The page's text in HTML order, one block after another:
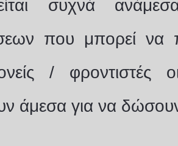
συχνά
που μπορεί να
/ φροντιστές
άμεσα για να